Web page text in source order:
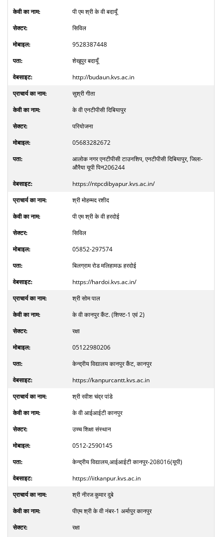
पी एम श्री के वी बदायूँ
सिविल
9528387448
शेखूपुर बदायूँ
http://budaun.kvs.ac.in
सुश्री गीता
के वी एनटीपीसी दिबियापुर
परियोजना
05683282672
आलोक नगर एनटीपीसी टाउनशिप, एनटीपीसी दिबियापुर, जिला-
औरैया यूपी पिन206244
https://ntpcdibyapur.kvs.ac.in/
श्री मोहम्मद रशीद
पी एम श्री के वी हरदोई
सिविल
05852-297574
बिलग्राम रोड मलिहामऊ हरदोई
https://hardoi.kvs.ac.in/
श्री सोम पाल
के वी कानपुर कैंट. (शिफ्ट-1 एवं 2)
रक्षा
05122980206
केन्द्रीय विद्यालय कानपुर कैंट, कानपुर
https://kanpurcantt.kvs.ac.in
श्री रवीश चंद्र पांडे
के वी आईआईटी कानपुर
उच्च शिक्षा संस्थान
0512-2590145
केन्द्रीय विद्यालय,आईआईटी कानपुर-208016(यूपी)
https://iitkanpur.kvs.ac.in
श्री नीरज कुमार दुबे
पीएम श्री के वी नंबर-1 अर्मापुर कानपुर
रक्षा